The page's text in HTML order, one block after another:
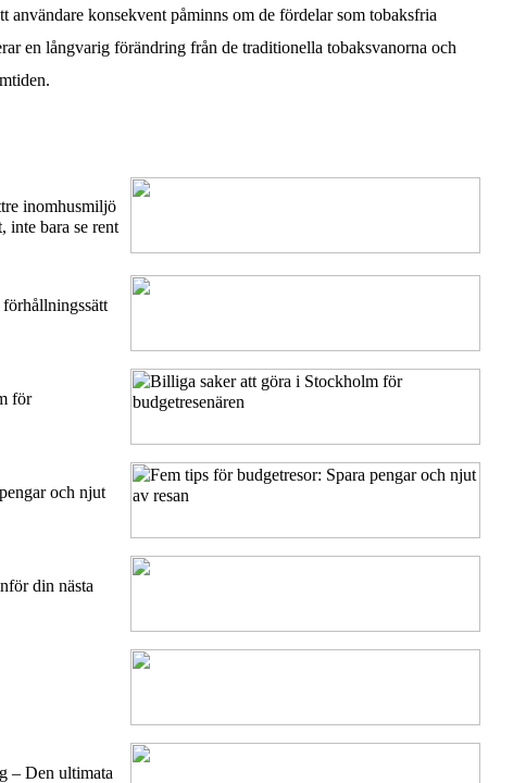
användare konsekvent påminns om de fördelar som tobaksfria
en långvarig förändring från de traditionella tobaksvanorna och
inomhusmiljö
inte bara se rent
för
och njut
din nästa
– Den ultimata